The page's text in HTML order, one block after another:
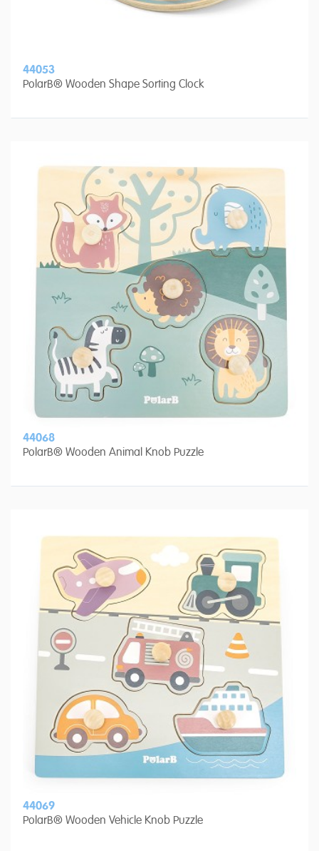
44053
PolarB® Wooden Shape Sorting Clock
44068
PolarB® Wooden Animal Knob Puzzle
44069
PolarB® Wooden Vehicle Knob Puzzle